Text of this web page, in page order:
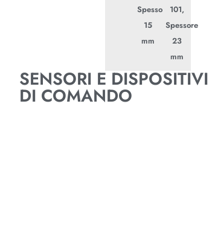
Spessore
15
mm
101,
Spessore
23
mm
SENSORI E DISPOSITIVI
DI COMANDO